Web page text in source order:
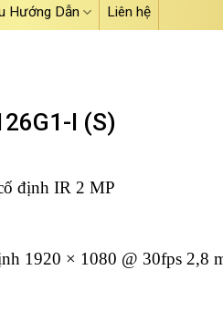
Hướng Dẫn Liên hệ
I (S)
định IR 2 MP
1920 × 1080 @ 30fps 2,8